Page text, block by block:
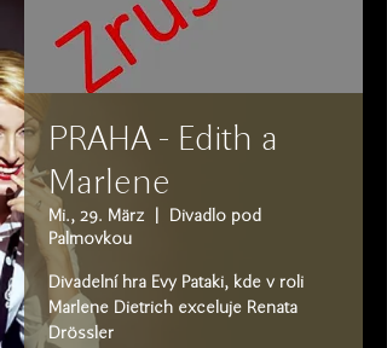
PRAHA - Edith a
Marlene
Mi., 29. März
Divadlo pod
Palmovkou
Divadelní hra Evy Pataki, kde v roli
Marlene Dietrich exceluje Renata
Drössler